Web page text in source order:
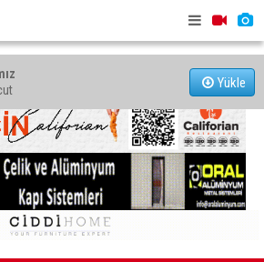
Yükle
Öğrencileri Kongresi için kayıtlar